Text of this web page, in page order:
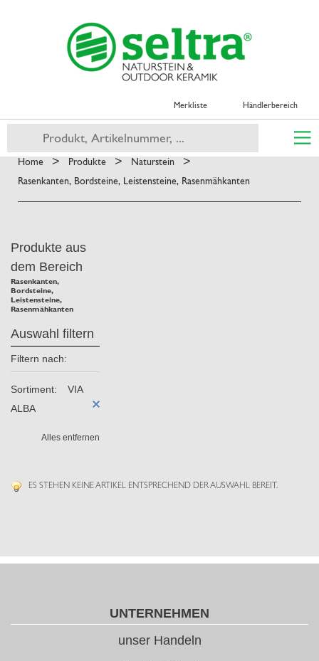
Merkliste Händlerbereich
Home > Produkte > Naturstein >
Rasenkanten, Bordsteine, Leistensteine, Rasenmähkanten
Produkte aus
dem Bereich
Rasenkanten,
Bordsteine,
Leistensteine,
Rasenmähkanten
Auswahl filtern
Filtern nach:
Sortiment:
VIA
ALBA
Alles entfernen
ES STEHEN KEINE ARTIKEL ENTSPRECHEND DER AUSWAHL BEREIT.
UNTERNEHMEN
unser Handeln